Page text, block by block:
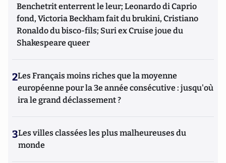
Benchetrit enterrent le leur; Leonardo di Caprio
fond, Victoria Beckham fait du brukini, Cristiano
Ronaldo du bisco-fils; Suri ex Cruise joue du
Shakespeare queer
2Les Français moins riches que la moyenne
européenne pour la 3e année consécutive : jusqu'où
ira le grand déclassement ?
3Les villes classées les plus malheureuses du
monde